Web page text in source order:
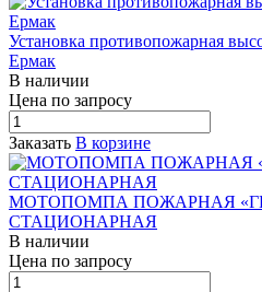
Установка противопожарная
Ермак
В наличии
Цена по запросу
Заказать В корзине
МОТОПОМПА ПОЖАРНАЯ
СТАЦИОНАРНАЯ
В наличии
Цена по запросу